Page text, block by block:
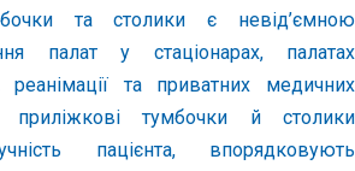
та столики є невід’ємною
палат у стаціонарах, палатах
реанімації та приватних медичних
приліжкові тумбочки й столики
пацієнта, впорядковують